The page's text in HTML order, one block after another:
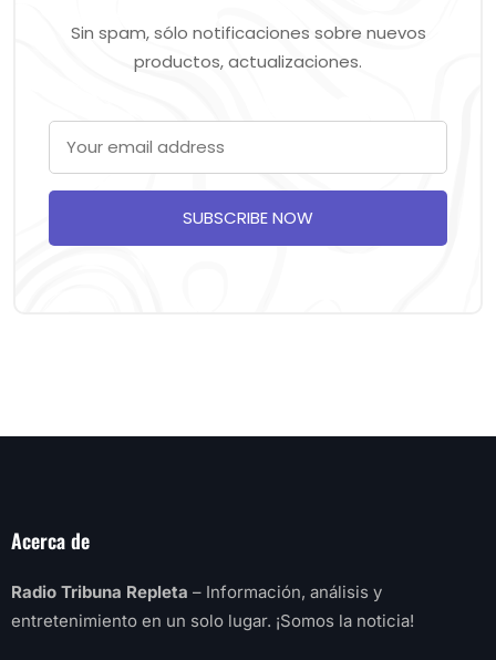
Sin spam, sólo notificaciones sobre nuevos
productos, actualizaciones.
SUBSCRIBE NOW
Acerca de
Radio Tribuna Repleta – Información, análisis y
entretenimiento en un solo lugar. ¡Somos la noticia!